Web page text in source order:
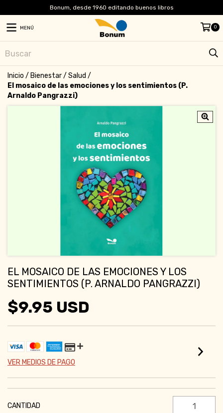
Bonum, desde 1960 editando buenos libros
MENÚ 0
Inicio / Bienestar/ Salud /
El mosaico de las emociones y los sentimientos (P.
Arnaldo Pangrazzi)
EL MOSAICO DE LAS EMOCIONES Y LOS
SENTIMIENTOS (P. ARNALDO PANGRAZZI)
$9.95 USD
VER MEDIOS DE PAGO
CANTIDAD